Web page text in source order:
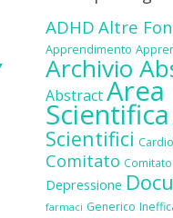
ADHD Altre
Apprendimento
Archivio
AbstractArea
Scientifica
Scientifici
Comitato
Depressione
farmaci Generico